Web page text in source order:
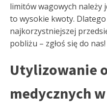
limitów wagowych należy
to wysokie kwoty.
najkorzystniejszej
pobliżu – zgłoś się do nas!
Utylizowanie
medycznych